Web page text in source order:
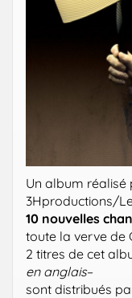
Un album réalisé
3Hproductions/
10 nouvelles
toute la verve de
2 titres de cet
en anglais–
sont distribués